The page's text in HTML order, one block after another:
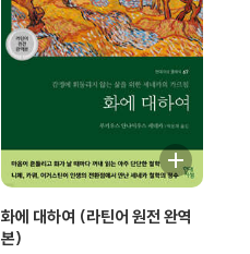
화에 대하여 (라틴어 원전 완역
본)